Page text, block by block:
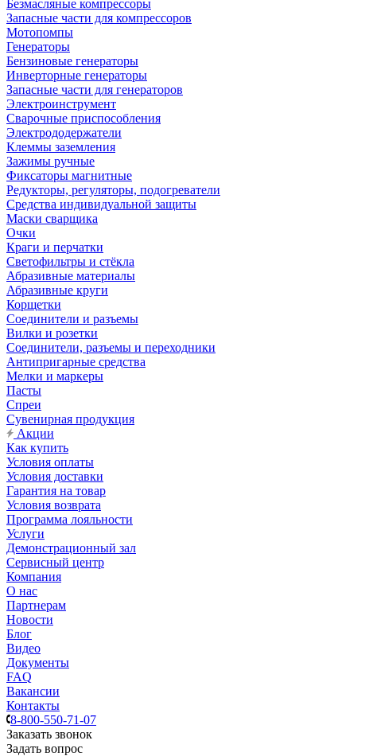
Безмасляные компрессоры
Запасные части для компрессоров
Мотопомпы
Генераторы
Бензиновые генераторы
Инверторные генераторы
Запасные части для генераторов
Электроинструмент
Сварочные приспособления
Электрододержатели
Клеммы заземления
Зажимы ручные
Фиксаторы магнитные
Редукторы, регуляторы, подогреватели
Средства индивидуальной защиты
Маски сварщика
Очки
Краги и перчатки
Светофильтры и стёкла
Абразивные материалы
Абразивные круги
Корщетки
Соединители и разъемы
Вилки и розетки
Соединители, разъемы и переходники
Антипригарные средства
Мелки и маркеры
Пасты
Спреи
Сувенирная продукция
Акции
Как купить
Условия оплаты
Условия доставки
Гарантия на товар
Условия возврата
Программа лояльности
Услуги
Демонстрационный зал
Сервисный центр
Компания
О нас
Партнерам
Новости
Блог
Видео
Документы
FAQ
Вакансии
Контакты
8-800-550-71-07
Заказать звонок
Задать вопрос